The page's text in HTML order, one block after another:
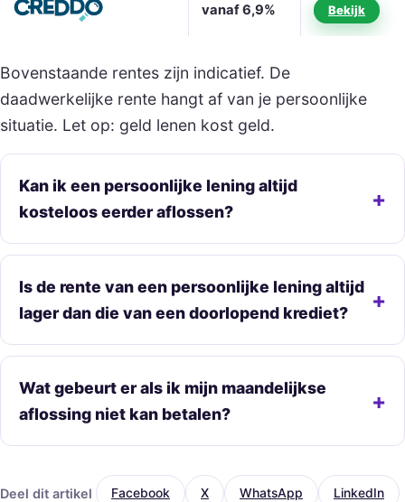
vanaf 6,9% Bekijk
Bovenstaande rentes zijn indicatief. De
daadwerkelijke rente hangt af van je persoonlijke
situatie. Let op: geld lenen kost geld.
Kan ik een persoonlijke lening altijd
kosteloos eerder aflossen?
Is de rente van een persoonlijke lening altijd
lager dan die van een doorlopend krediet?
Wat gebeurt er als ik mijn maandelijkse
aflossing niet kan betalen?
Deel dit artikel Facebook X WhatsApp LinkedIn